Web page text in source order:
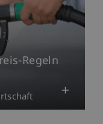
Regeln